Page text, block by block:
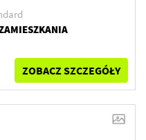
ZOBACZ SZCZEGÓŁY